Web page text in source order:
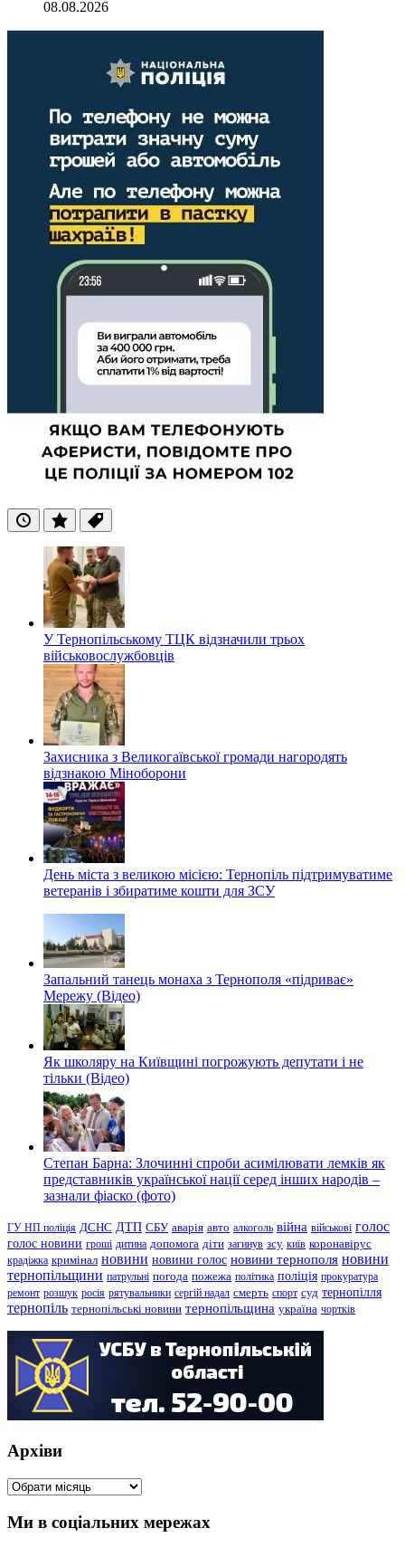
08.08.2026
ОстанніПопулярні
Теги
У Тернопільському ТЦК відзначили трьох
військовослужбовців
Захисника з Великогаївської громади нагородять
відзнакою Міноборони
День міста з великою місією: Тернопіль підтримуватиме
ветеранів і збиратиме кошти для ЗСУ
Запальний танець монаха з Тернополя «підриває»
Мережу (Відео)
Як школяру на Київщині погрожують депутати і не
тільки (Відео)
Степан Барна: Злочинні спроби асимілювати лемків як
представників української нації серед інших народів –
зазнали фіаско (фото)
ГУ НП поліція ДСНС ДТП СБУ аварія авто алкоголь війна військові голос
голос новини гроші дитина допомога діти загинув зсу київ коронавірус
крадіжка кримінал новини новини голос новини тернополя новини
тернопільщини патрульні погода пожежа політика поліція прокуратура
ремонт розшук росія рятувальники сергій надал смерть спорт суд тернопілля
тернопіль тернопільські новини тернопільщина україна чортків
Архіви
Архіви
Ми в соціальних мережах